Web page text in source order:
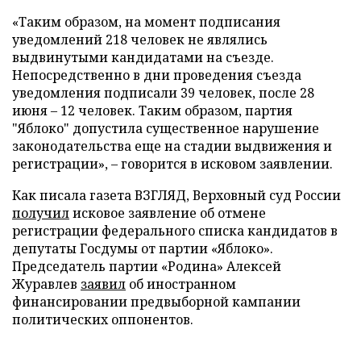
«Таким образом, на момент подписания
уведомлений 218 человек не являлись
выдвинутыми кандидатами на съезде.
Непосредственно в дни проведения съезда
уведомления подписали 39 человек, после 28
июня – 12 человек. Таким образом, партия
"Яблоко" допустила существенное нарушение
законодательства еще на стадии выдвижения и
регистрации», – говорится в исковом заявлении.
Как писала газета ВЗГЛЯД, Верховный суд России
получилисковое заявление об отмене
регистрации федерального списка кандидатов в
депутаты Госдумы от партии «Яблоко».
Председатель партии «Родина» Алексей
Журавлев заявил об иностранном
финансировании предвыборной кампании
политических оппонентов.